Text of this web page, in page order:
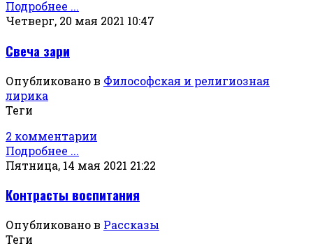
Подробнее ...
Четверг, 20 мая 2021 10:47
Свеча зари
Опубликовано в Философская и религиозная
лирика
Теги
2 комментарии
Подробнее ...
Пятница, 14 мая 2021 21:22
Контрасты воспитания
Опубликовано в Рассказы
Теги